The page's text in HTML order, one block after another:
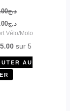
د.ج
د.ج
Vélo/Moto
5.00sur 5
AU